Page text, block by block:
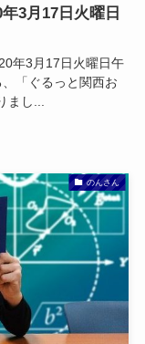
3月17日火曜日
年3月17日火曜日午
「ぐるっと関西お
まし...
のんさん